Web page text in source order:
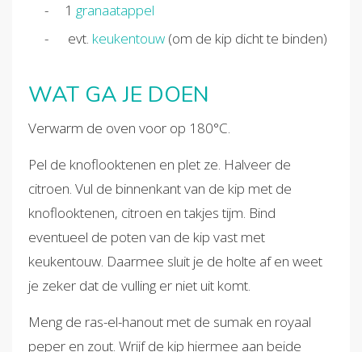
1 granaatappel
evt. keukentouw (om de kip dicht te binden)
WAT GA JE DOEN
Verwarm de oven voor op 180°C.
Pel de knoflooktenen en plet ze. Halveer de
citroen. Vul de binnenkant van de kip met de
knoflooktenen, citroen en takjes tijm. Bind
eventueel de poten van de kip vast met
keukentouw. Daarmee sluit je de holte af en weet
je zeker dat de vulling er niet uit komt.
Meng de ras-el-hanout met de sumak en royaal
peper en zout. Wrijf de kip hiermee aan beide